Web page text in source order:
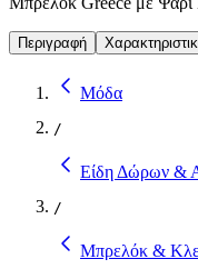
Περιγραφή
Μόδα
/
Είδη Δώρων &
/
Μπρελόκ &